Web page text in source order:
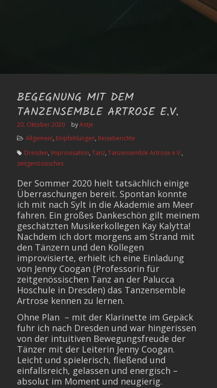
BEGEGNUNG MIT DEM
TANZENSEMBLE ARTROSE E.V.
20. Oktober 2020 byAntje
Allgemein, Empfehlungen, Reiseberichte
Dresden, Improvisation, Tanz, Tanzensemble Artrose e.V.,
zeitgenössisches
Der Sommer 2020 hielt tatsächlich einige
Überraschungen bereit. Spontan konnte
ich mit nach Sylt in die Akademie am Meer
fahren. Ein großes Dankeschön gilt meinem
geschätzten Musikerkollegen Kay Kalytta!
Nachdem ich dort morgens am Strand mit
den Tänzern und den Kollegen
improvisierte, erhielt ich eine Einladung
von Jenny Coogan (Professorin für
zeitgenössischen Tanz an der Palucca
Hoschule in Dresden) das Tanzensemble
Artrose kennen zu lernen.
Ohne Plan – mit der Klarinette im Gepäck
fuhr ich nach Dresden und war hingerissen
von der intuitiven Bewegungsfreude der
Tänzer mit der Leiterin Jenny Coogan.
Leicht und spielerisch, fließend und
einfallsreich, gelassen und energisch –
absolut im Moment und neugierig.